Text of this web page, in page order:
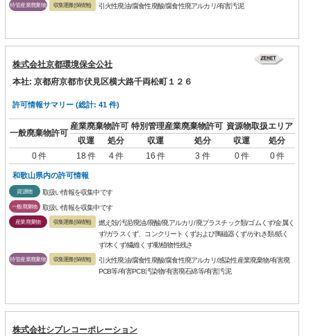
特管産業廃棄物 収集運搬(保積無) 引火性廃油/腐食性廃酸/腐食性廃アルカリ/有害汚泥
株式会社京都環境保全公社
本社: 京都府京都市伏見区横大路千両松町１２６
許可情報サマリー (総計: 41 件)
一般廃棄物許可
産業廃棄物許可 特別管理産業廃棄物許可 資源物取扱エリア
収運
処分 収運 処分 収運
処分
0 件
18 件 4 件 16 件 3 件 0 件 0 件
和歌山県内の許可情報
資源物 取扱い情報を収集中です
一般廃棄物 取扱い情報を収集中です
産業廃棄物 収集運搬(保積無)
燃え殻/汚泥/廃油/廃酸/廃アルカリ/廃プラスチック類/ゴムくず/金属く
ず/ガラスくず、コンクリートくずおよび陶磁器くず/がれき類/紙く
ず/木くず/繊維くず/動植物性残さ
特管産業廃棄物 収集運搬(保積無)
引火性廃油/腐食性廃酸/腐食性廃アルカリ/感染性産業廃棄物/有害廃
PCB等/有害PCB汚染物/有害廃石綿等/有害汚泥
株式会社シプレコーポレーション